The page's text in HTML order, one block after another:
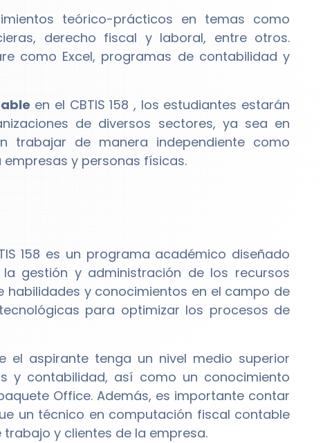
teórico-prácticos en temas como
derecho fiscal y laboral, entre otros.
como Excel, programas de contabilidad y
en el CBTIS 158 , los estudiantes estarán
de diversos sectores, ya sea en
trabajar de manera independiente como
y personas físicas.
158 es un programa académico diseñado
gestión y administración de los recursos
habilidades y conocimientos en el campo de
para optimizar los procesos de
el aspirante tenga un nivel medio superior
y contabilidad, así como un conocimiento
Office. Además, es importante contar
un técnico en computación fiscal contable
y clientes de la empresa.